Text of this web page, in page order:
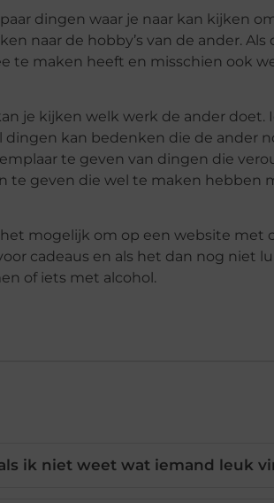
dingen waar je naar kan kijken
naar de hobby’s van de ander. Als
te maken heeft en misschien ook
je kijken welk werk de ander doet.
kan bedenken die de ander
te geven van dingen die
te geven die wel te maken hebben
mogelijk om op een website met
cadeaus en als het dan nog niet
of iets met alcohol.
ik niet weet wat iemand leuk